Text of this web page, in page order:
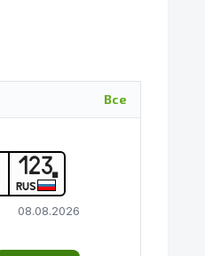
Все
123
RUS
08.08.2026